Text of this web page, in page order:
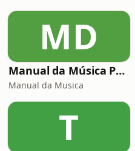
MD
Manual da Música Podcast
Manual da Musica
T